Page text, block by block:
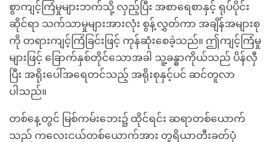
စွာကျင့်ကြံမှုများဘက်သို့ လှည့်ပြီး အစာရေစာနှင့် ရုပ်ပိုင်း
ဆိုင်ရာ သက်သာမှုများအားလုံး စွန့်လွှတ်ကာ အချိန်အများစု
ကို တရားကျင့်ကြံခြင်းဖြင့် ကုန်ဆုံးစေခဲ့သည်။ ဤကျင့်ကြံမှု
များဖြင့် ခြောက်နှစ်တိုင်သောအခါ သူ့ခန္ဓာကိုယ်သည် ပိန်လှီ
ပြီး အရိုးပေါ်အရေတင်သည့် အရိုးစုနှင့်ပင် ဆင်တူလာ
ပါသည်။
တစ်နေ့တွင် မြစ်ကမ်းဘေး၌ ထိုင်ရင်း ဆရာတစ်ယောက်
သည် ကလေးငယ်တစ်ယောက်အား တူရိယာတီးခတ်ပုံ